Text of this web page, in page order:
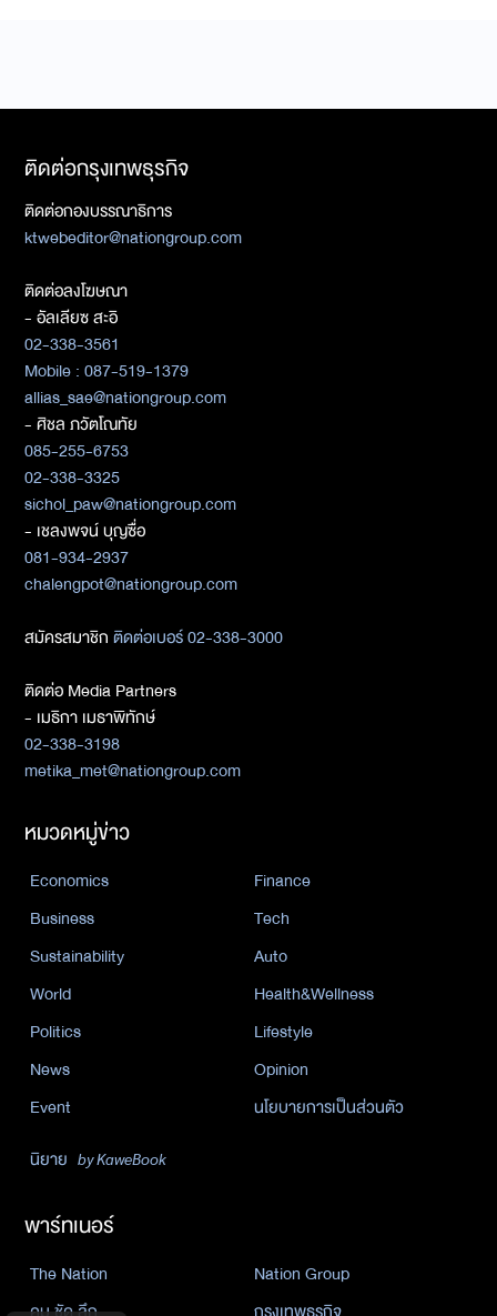
ติดต่อกรุงเทพธุรกิจ
ติดต่อกองบรรณาธิการ
ktwebeditor@nationgroup.com
ติดต่อลงโฆษณา
- อัลเลียซ สะอิ
02-338-3561
Mobile : 087-519-1379
allias_sae@nationgroup.com
- ศิชล ภวัตโณทัย
085-255-6753
02-338-3325
sichol_paw@nationgroup.com
- เชลงพจน์ บุญซื่อ
081-934-2937
chalengpot@nationgroup.com
สมัครสมาชิกติดต่อเบอร์ 02-338-3000
ติดต่อ Media Partners
- เมธิกา เมธาพิทักษ์
02-338-3198
metika_met@nationgroup.com
หมวดหมู่ข่าว
Economics
Finance
Business
Tech
Sustainability
Auto
World
Health&Wellness
Politics
Lifestyle
News
Opinion
Event
นโยบายการเป็นส่วนตัว
นิยาย by KaweBook
พาร์ทเนอร์
The Nation
Nation Group